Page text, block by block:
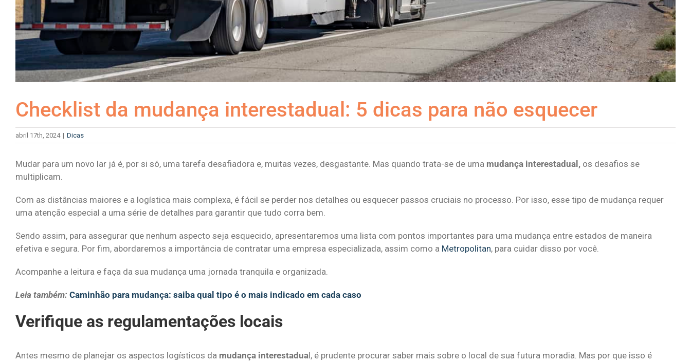
Checklist da mudança interestadual: 5 dicas para não esquecer
abril 17th, 2024 | Dicas
Mudar para um novo lar já é, por si só, uma tarefa desafiadora e, muitas vezes, desgastante. Mas quando trata-se de uma mudança interestadual, os desafios se
multiplicam.
Com as distâncias maiores e a logística mais complexa, é fácil se perder nos detalhes ou esquecer passos cruciais no processo. Por isso, esse tipo de mudança requer
uma atenção especial a uma série de detalhes para garantir que tudo corra bem.
Sendo assim, para assegurar que nenhum aspecto seja esquecido, apresentaremos uma lista com pontos importantes para uma mudança entre estados de maneira
efetiva e segura. Por fim, abordaremos a importância de contratar uma empresa especializada, assim como a Metropolitan, para cuidar disso por você.
Acompanhe a leitura e faça da sua mudança uma jornada tranquila e organizada.
Leia também: Caminhão para mudança: saiba qual tipo é o mais indicado em cada caso
Verifique as regulamentações locais
Antes mesmo de planejar os aspectos logísticos da mudança interestadual, é prudente procurar saber mais sobre o local de sua futura moradia. Mas por que isso é